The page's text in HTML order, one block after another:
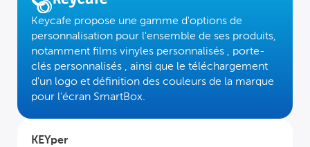
Keycafe propose une gamme d'options de
personnalisation pour l'ensemble de ses produits,
notamment films vinyles personnalisés , porte-
clés personnalisés , ainsi que le téléchargement
d'un logo et définition des couleurs de la marque
pour l'écran SmartBox.
KEYper